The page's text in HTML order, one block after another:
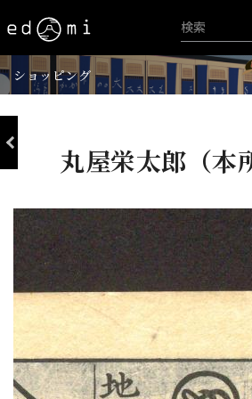
ショッピング
丸屋栄太郎（本
+
-